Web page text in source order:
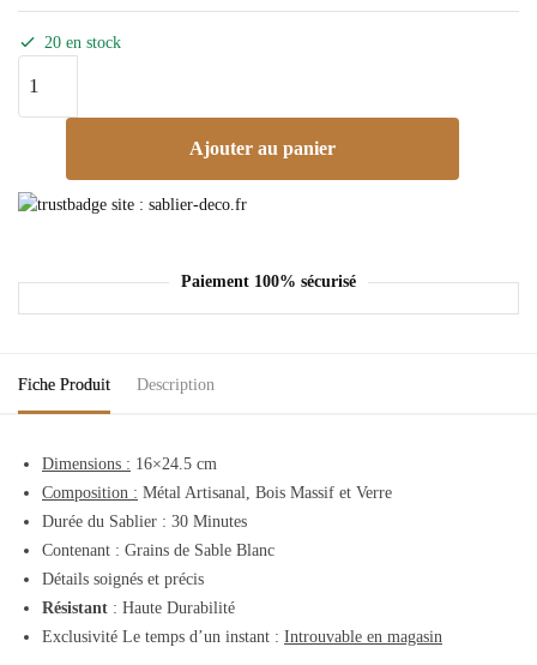
20 en stock
Ajouter au panier
Paiement 100% sécurisé
Fiche Produit Description
Dimensions : 16×24.5 cm
Composition : Métal Artisanal, Bois Massif et Verre
Durée du Sablier : 30 Minutes
Contenant : Grains de Sable Blanc
Détails soignés et précis
Résistant : Haute Durabilité
Exclusivité Le temps d’un instant : Introuvable en magasin